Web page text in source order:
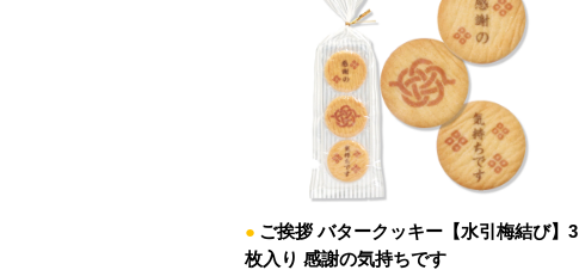
● ご挨拶 バタークッキー【水引梅結び】3
枚入り 感謝の気持ちです